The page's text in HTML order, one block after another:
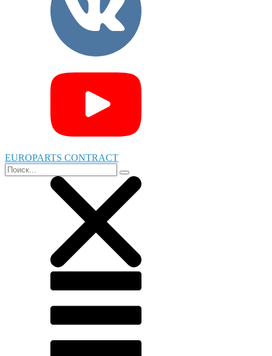
EUROPARTS CONTRACT